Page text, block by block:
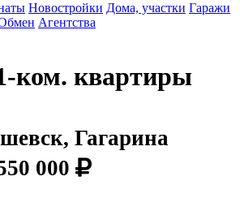
Новостройки Дома, участки Гаражи
Агентства
ком. квартиры
Гагарина
000